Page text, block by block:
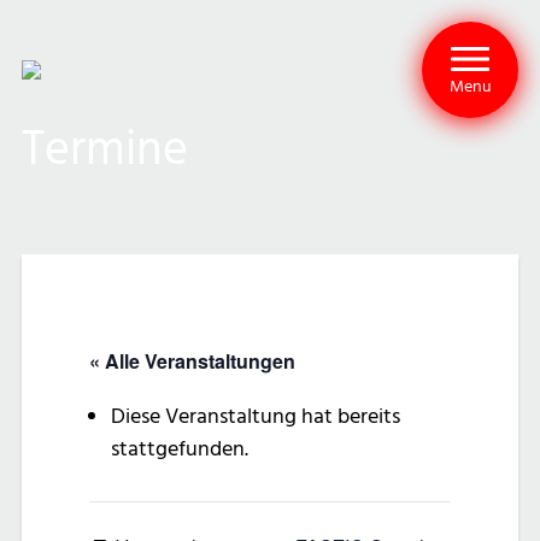
Menu
« Alle Veranstaltungen
Diese Veranstaltung hat bereits
stattgefunden.